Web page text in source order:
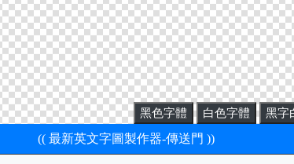
黑色字體 白色字體 黑字
(( 最新英文字圖製作器-傳送門 ))